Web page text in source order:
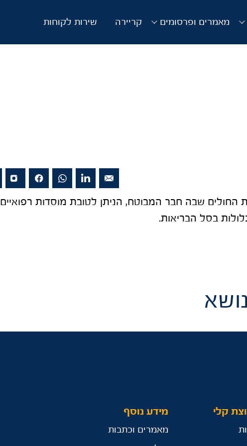
מאמרים ופרסומים קריירה שירות לקוחות
החולים שבה חבר המבוטח, הניתן לטובת מוסדות רפואיים
בסל הבריאות.
קלי מידע נוסף
מאמרים וכתבות